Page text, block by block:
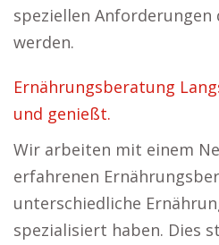
speziellen Anforderungen
werden.
Ernährungsberatung
und genießt.
Wir arbeiten mit einem
erfahrenen
unterschiedliche
spezialisiert haben. Dies